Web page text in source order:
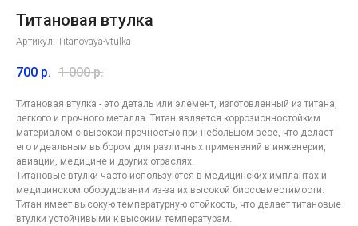
Титановая втулка
Артикул: Titanovaya-vtulka
700 р. 1 000 р.
Титановая втулка - это деталь или элемент, изготовленный из титана,
легкого и прочного металла. Титан является коррозионностойким
материалом с высокой прочностью при небольшом весе, что делает
его идеальным выбором для различных применений в инженерии,
авиации, медицине и других отраслях.
Титановые втулки часто используются в медицинских имплантах и
медицинском оборудовании из-за их высокой биосовместимости.
Титан имеет высокую температурную стойкость, что делает титановые
втулки устойчивыми к высоким температурам.